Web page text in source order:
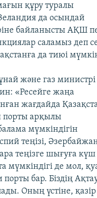
құру туралы
да осындай
байланысты АҚШ
саламыз деп
да тиюі
және газ министрі
«Ресейге жаңа
жағдайда
арқылы
мүмкіндігін
теңізі,
теңізге шығуға күш
мүмкіндігі де мол,
бар. Біздің
Оның үстіне, қазір